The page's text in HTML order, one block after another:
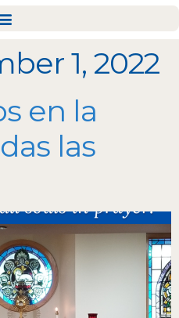
1, 2022
en la
las